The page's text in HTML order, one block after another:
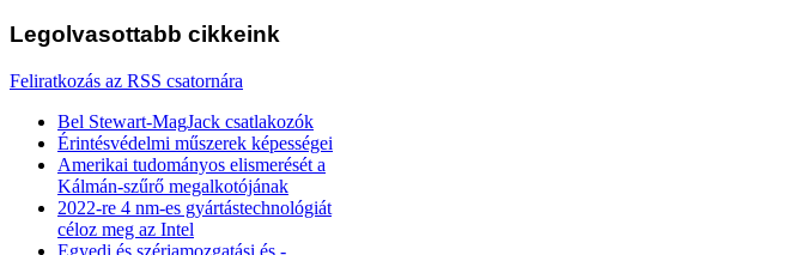
Legolvasottabb cikkeink
Feliratkozás az RSS csatornára
Bel Stewart-MagJack csatlakozók
Érintésvédelmi műszerek képességei
Amerikai tudományos elismerését a
Kálmán-szűrő megalkotójának
2022-re 4 nm-es gyártástechnológiát
céloz meg az Intel
Egyedi és szériamozgatási és -